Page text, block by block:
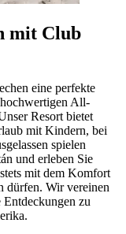
mit Club
eine perfekte
All-
Resort bietet
mit Kindern, bei
spielen
und erleben Sie
mit dem Komfort
dürfen. Wir vereinen
zu